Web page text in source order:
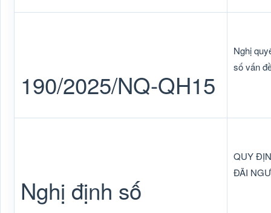
190/2025/NQ-QH15
Nghị
số vấn
Nghị định số
QUY
ĐÃI